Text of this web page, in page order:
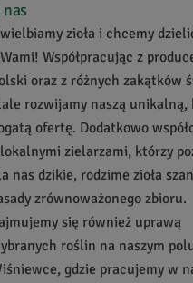
nas
zioła i chcemy
Współpracując z
oraz z różnych zakątków
rozwijamy naszą unikalną,
ofertę. Dodatkowo
zielarzami, którzy
nas dzikie, rodzime zioła
zrównoważonego zbioru.
się również uprawą
roślin na naszym
gdzie pracujemy w